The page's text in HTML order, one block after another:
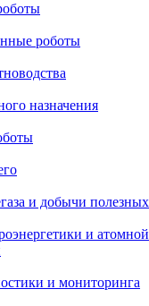
роботы
назначения
и добычи
и атомной
и мониторинга